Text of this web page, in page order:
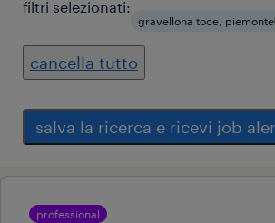
filtri selezionati:
gravellona toce, piemonte
cancella tutto
salva la ricerca e ricevi job
professional